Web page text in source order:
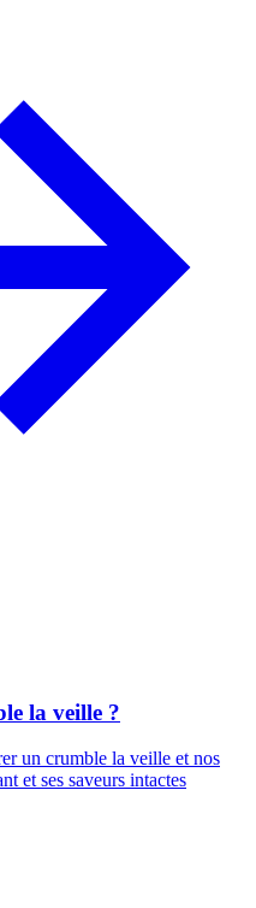
la veille ?
un crumble la veille et nos
et ses saveurs intactes